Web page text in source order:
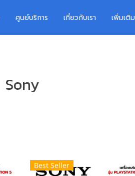
ศูนย์บริการ เกี่ยวกับเรา เพิ่มเติม
Sony
Best Seller